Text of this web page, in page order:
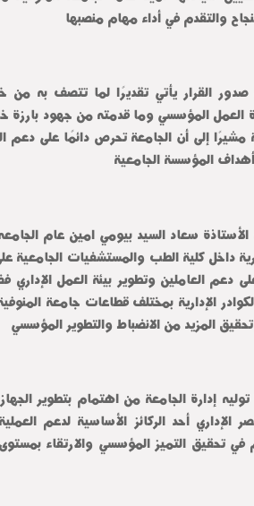
والتقدم في أداء مهام منصبها
المؤسسة الجامعية
المزيد من الانضباط والتطوير المؤسسي